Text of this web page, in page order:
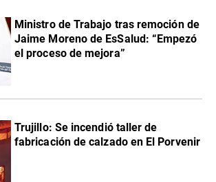
Ministro de Trabajo tras remoción de
Jaime Moreno de EsSalud: “Empezó
el proceso de mejora”
Trujillo: Se incendió taller de
fabricación de calzado en El Porvenir